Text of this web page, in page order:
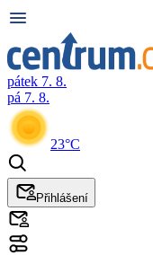
pátek 7. 8.
pá 7. 8.
23°C
Přihlášení